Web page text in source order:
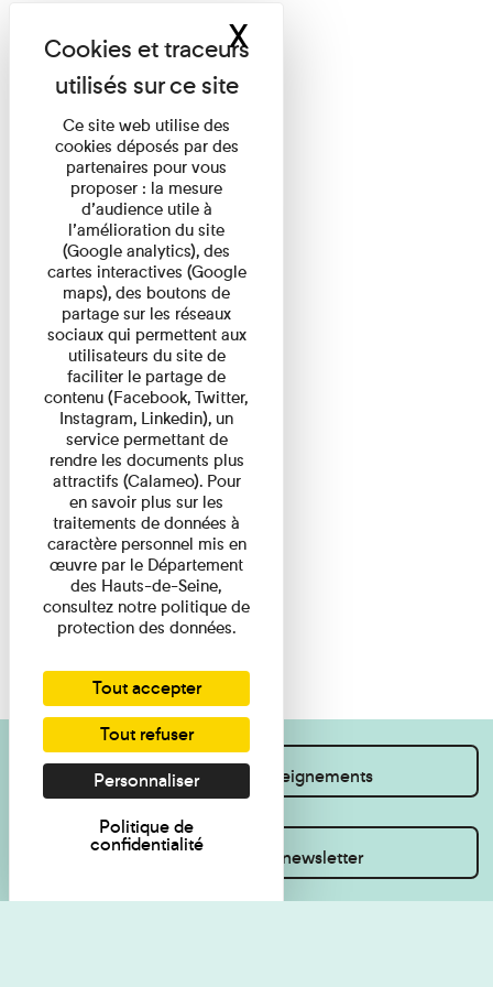
Je souhaite des renseignements
Inscrivez-vous à la newsletter
Ce site web utilise des
cookies déposés par des
partenaires pour vous
proposer : la mesure
d’audience utile à
l’amélioration du site
(Google analytics), des
cartes interactives (Google
maps), des boutons de
partage sur les réseaux
sociaux qui permettent aux
utilisateurs du site de
faciliter le partage de
contenu (Facebook, Twitter,
Instagram, Linkedin), un
service permettant de
rendre les documents plus
attractifs (Calameo). Pour
en savoir plus sur les
traitements de données à
caractère personnel mis en
œuvre par le Département
des Hauts-de-Seine,
consultez notre politique de
protection des données.
Tout accepter
Tout refuser
Personnaliser
Politique de
confidentialité
XMasquer le